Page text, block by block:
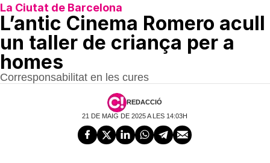
La Ciutat de Barcelona
L’antic Cinema Romero acull
un taller de criança per a
homes
Corresponsabilitat en les cures
REDACCIÓ
21 DE MAIG DE 2025 A LES 14:03H